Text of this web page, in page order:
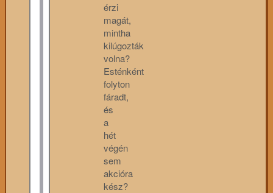
érzi
magát,
mintha
kilúgozták
volna?
Esténként
folyton
fáradt,
és
a
hét
végén
sem
akcióra
kész?